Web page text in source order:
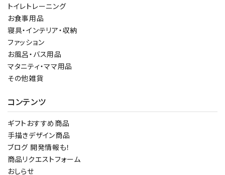
トイレトレーニング
お食事用品
寝具・インテリア・収納
ファッション
お風呂・バス用品
マタニティ・ママ用品
その他雑貨
コンテンツ
ギフトおすすめ商品
手描きデザイン商品
ブログ 開発情報も！
商品リクエストフォーム
おしらせ